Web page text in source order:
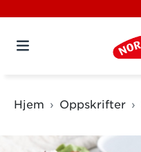
Hjem Oppskrifter